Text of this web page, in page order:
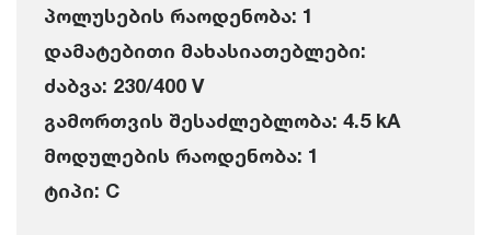
პოლუსების რაოდენობა: 1
დამატებითი მახასიათებლები:
ძაბვა: 230/400 V
გამორთვის შესაძლებლობა: 4.5 kA
მოდულების რაოდენობა: 1
ტიპი: C